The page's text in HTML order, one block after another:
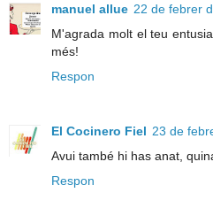
manuel allue 22 de febrer
M'agrada molt el teu
més!
Respon
El Cocinero Fiel 23 de
Avui també hi has anat,
Respon